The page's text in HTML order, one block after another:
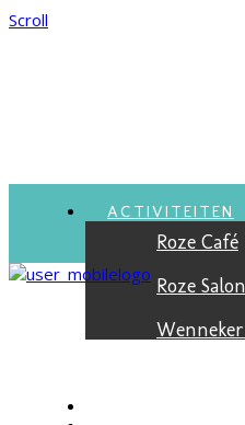
Scroll
ACTIVITEITEN
Roze Café
Roze Salon